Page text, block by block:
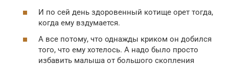
И по сей день здоровенный котище орет тогда,
когда ему вздумается.
А все потому, что однажды криком он добился
того, что ему хотелось. А надо было просто
избавить малыша от большого скопления